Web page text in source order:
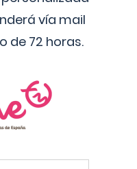
vía mail
de 72 horas.